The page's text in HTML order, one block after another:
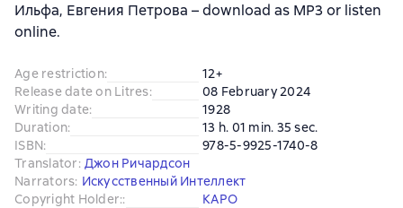
Ильфа, Евгения Петрова – download as MP3 or listen
online.
Age restriction:
12+
Release date on Litres:
08 February 2024
Writing date:
1928
Duration:
13 h. 01 min. 35 sec.
ISBN:
978-5-9925-1740-8
Translator: Джон Ричардсон
Narrators: Искусственный Интеллект
Copyright Holder::
КАРО